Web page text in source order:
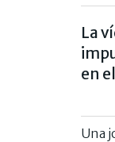
La
en
Una